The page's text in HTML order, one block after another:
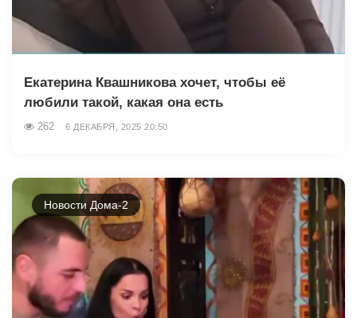
Екатерина Квашникова хочет, чтобы её
любили такой, какая она есть
262 6 ДЕКАБРЯ, 2025 20:50
Новости Дома-2